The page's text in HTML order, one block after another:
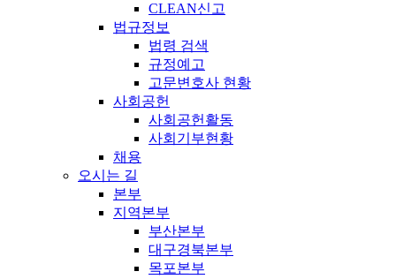
CLEAN신고
법규정보
법령 검색
규정예고
고문변호사 현황
사회공헌
사회공헌활동
사회기부현황
채용
오시는 길
본부
지역본부
부산본부
대구경북본부
목포본부